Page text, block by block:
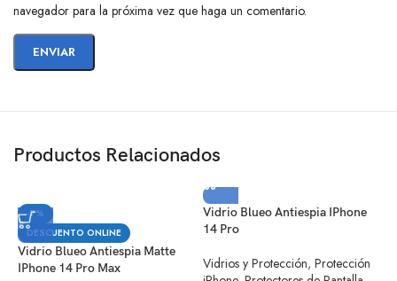
navegador para la próxima vez que haga un comentario.
Productos Relacionados
-7%
DESCUENTO ONLINE
Vidrio Blueo Antiespia Matte
IPhone 14 Pro Max
Vidrio Blueo Antiespia IPhone
14 Pro
Vidrios y Protección, Protección